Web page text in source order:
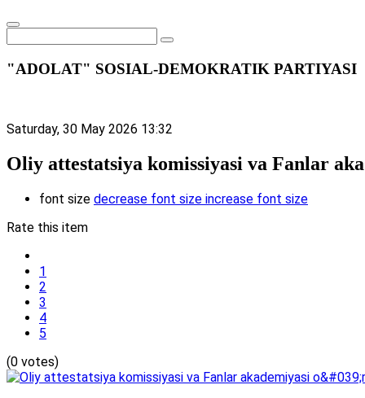
"ADOLAT" SOSIAL-DEMOKRATIK PARTIYASI
Saturday, 30 May 2026 13:32
Oliy attestatsiya komissiyasi va Fanlar
font size decrease font size increase font size
Rate this item
1
2
3
4
5
(0 votes)